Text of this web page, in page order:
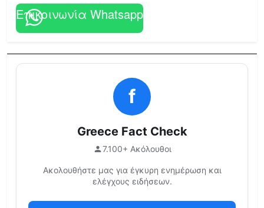
Επικοινωνία Whatsapp
f
Greece Fact Check
7.100+ Ακόλουθοι
Ακολουθήστε μας για έγκυρη ενημέρωση και
ελέγχους ειδήσεων.